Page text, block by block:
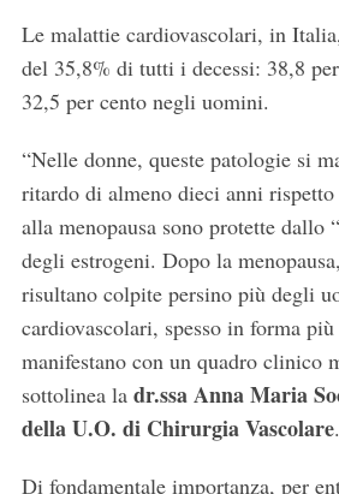
Le malattie cardiovascolari, in
del 35,8% di tutti i decessi: 38,8
32,5 per cento negli uomini.
“Nelle donne, queste patologie si
ritardo di almeno dieci anni
alla menopausa sono protette dallo
degli estrogeni. Dopo la
risultano colpite persino più degli
cardiovascolari, spesso in forma più
manifestano con un quadro clinico
sottolinea la dr.ssa Anna Maria
della U.O. di Chirurgia Vascolare.
Di fondamentale importanza, per